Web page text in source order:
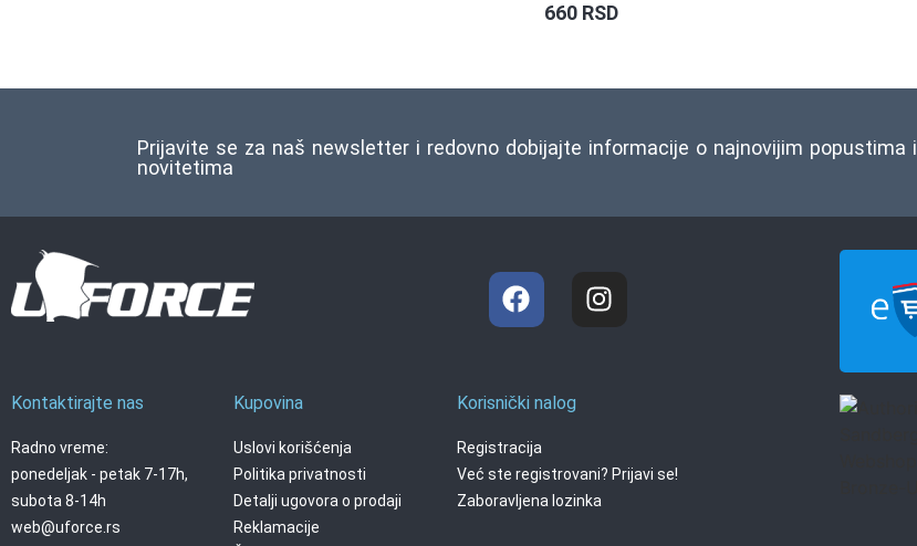
660 RSD
Prijavite se za naš newsletter i redovno dobijajte informacije o najnovijim popustima i
novitetima
Kontaktirajte nas
Radno vreme:
ponedeljak - petak 7-17h,
subota 8-14h
web@uforce.rs
Kupovina
Uslovi korišćenja
Politika privatnosti
Detalji ugovora o prodaji
Reklamacije
Korisnički nalog
Registracija
Već ste registrovani? Prijavi se!
Zaboravljena lozinka